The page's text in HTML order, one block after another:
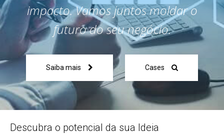
impacto. Vamos juntos moldar o
futuro do seu negócio.
Saiba mais Cases
Descubra o potencial da sua Ideia